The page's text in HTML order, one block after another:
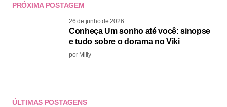
PRÓXIMA POSTAGEM
26 de junho de 2026
Conheça Um sonho até você: sinopse
e tudo sobre o dorama no Viki
por Milly
ÚLTIMAS POSTAGENS